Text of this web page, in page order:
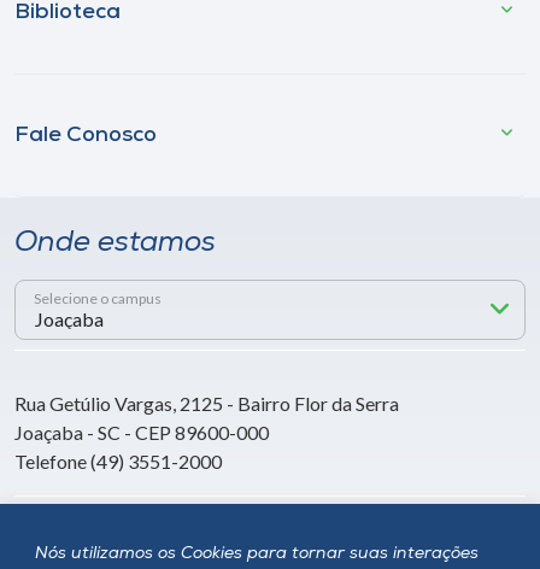
Nós utilizamos os Cookies para tornar suas interações
Biblioteca
Fale Conosco
Onde estamos
Selecione o campus
Rua Getúlio Vargas, 2125 - Bairro Flor da Serra
Joaçaba - SC - CEP 89600-000
Telefone (49) 3551-2000
Siga a Unoesc